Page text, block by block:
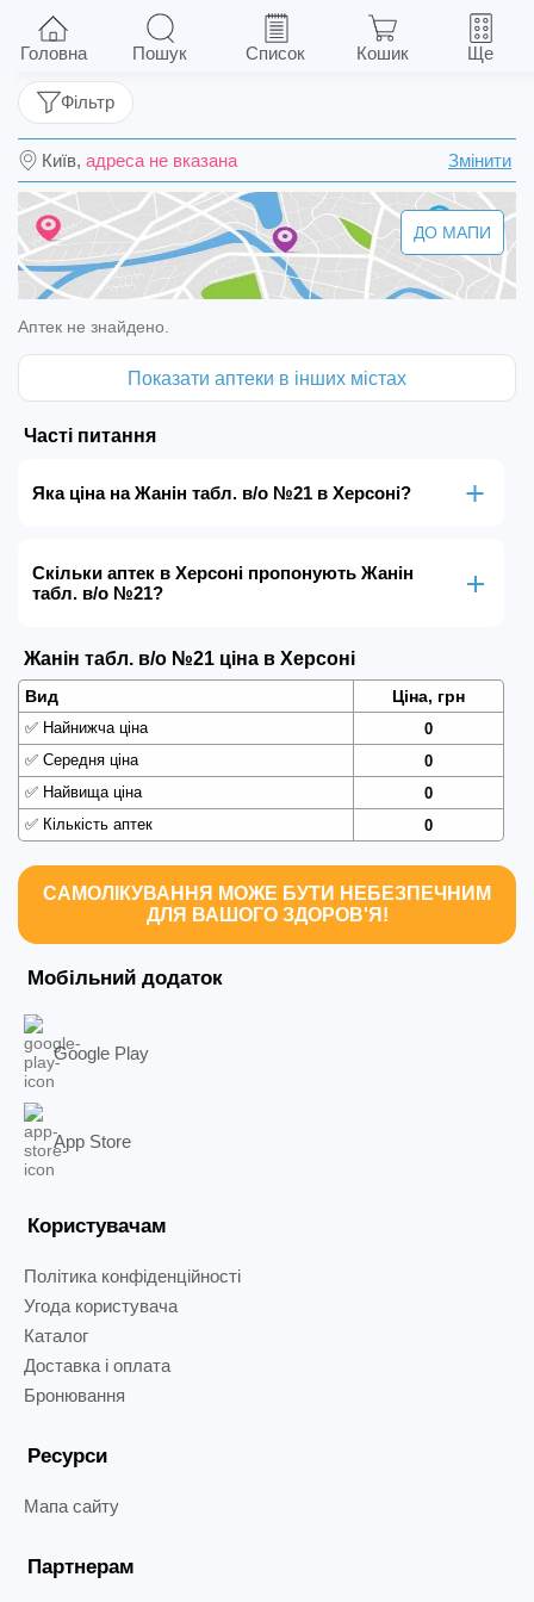
Жанін табл. в/о №21
Київ, адреса не вказана Змінити
Фільтр
ДО МАПИ
Аптек не знайдено.
Показати аптеки в інших містах
Часті питання
Яка ціна на Жанін табл. в/о №21 в Херсоні?
Скільки аптек в Херсоні пропонують Жанін
табл. в/о №21?
Жанін табл. в/о №21 ціна в Херсоні
Вид Ціна, грн
✅ Найнижча ціна
0
✅ Середня ціна
0
✅ Найвища ціна
0
✅ Кількість аптек 0
САМОЛІКУВАННЯ МОЖЕ БУТИ НЕБЕЗПЕЧНИМ
ДЛЯ ВАШОГО ЗДОРОВ'Я!
Мобільний додаток
Google Play
App Store
Користувачам
Політика конфіденційності
Угода користувача
Каталог
Доставка і оплата
Бронювання
Ресурси
Мапа сайту
Партнерам
Головна Пошук Список Кошик Ще